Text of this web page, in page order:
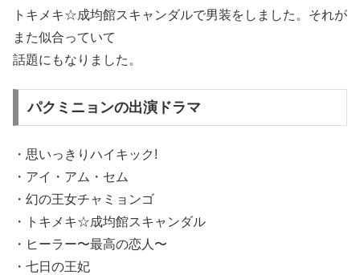
トキメキ☆成均館スキャンダルで男装をしました。それが
また似合っていて
話題にもなりました。
パクミニョンの出演ドラマ
・思いっきりハイキック!
・アイ・アム・セム
・幻の王女チャミョンゴ
・トキメキ☆成均館スキャンダル
・ヒーラー〜最高の恋人〜
・七日の王妃